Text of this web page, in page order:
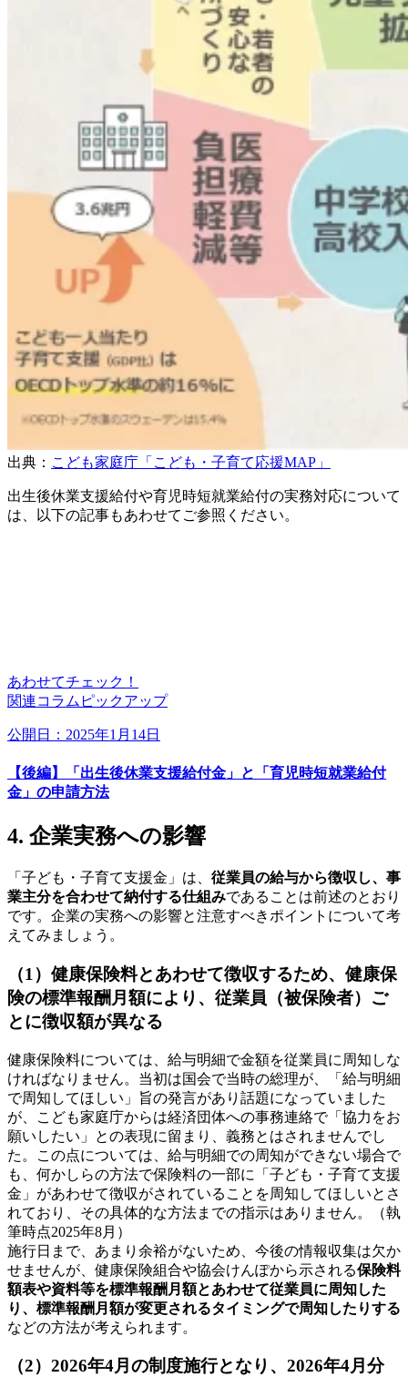
出典： こども家庭庁「こども・子育て応援MAP」
出生後休業支援給付や育児時短就業給付の実務対応について
は、以下の記事もあわせてご参照ください。
あわせてチェック！
関連コラムピックアップ
公開日：2025年1月14日
【後編】「出生後休業支援給付金」と「育児時短就業給付
金」の申請方法
4. 企業実務への影響
「子ども・子育て支援金」は、 従業員の給与から徴収し、事
業主分を合わせて納付する仕組みであることは前述のとおり
です。企業の実務への影響と注意すべきポイントについて考
えてみましょう。
（1）健康保険料とあわせて徴収するため、健康保
険の標準報酬月額により、従業員（被保険者）ご
とに徴収額が異なる
健康保険料については、給与明細で金額を従業員に周知しな
ければなりません。当初は国会で当時の総理が、「給与明細
で周知してほしい」旨の発言があり話題になっていました
が、こども家庭庁からは経済団体への事務連絡で「協力をお
願いしたい」との表現に留まり、義務とはされませんでし
た。この点については、給与明細での周知ができない場合で
も、何かしらの方法で保険料の一部に「子ども・子育て支援
金」があわせて徴収がされていることを周知してほしいとさ
れており、その具体的な方法までの指示はありません。（執
筆時点2025年8月）
施行日まで、あまり余裕がないため、今後の情報収集は欠か
せませんが、健康保険組合や協会けんぽから示される保険料
額表や資料等を標準報酬月額とあわせて従業員に周知した
り、標準報酬月額が変更されるタイミングで周知したりする
などの方法が考えられます。
（2）2026年4月の制度施行となり、2026年4月分